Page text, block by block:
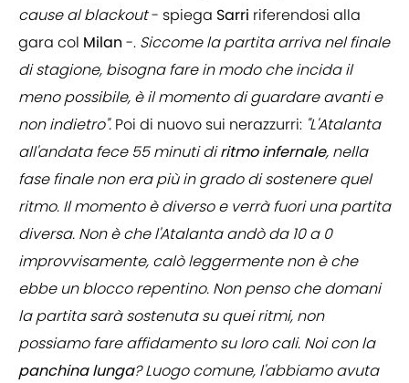
cause al blackout- spiega Sarri riferendosi alla
gara col Milan -. Siccome la partita arriva nel finale
di stagione, bisogna fare in modo che incida il
meno possibile, è il momento di guardare avanti e
non indietro". Poi di nuovo sui nerazzurri: "L'Atalanta
all'andata fece 55 minuti diritmo infernale, nella
fase finale non era più in grado di sostenere quel
ritmo. Il momento è diverso e verrà fuori una partita
diversa. Non è che l'Atalanta andò da 10 a 0
improvvisamente, calò leggermente non è che
ebbe un blocco repentino. Non penso che domani
la partita sarà sostenuta su quei ritmi, non
possiamo fare affidamento su loro cali. Noi con la
panchina lunga? Luogo comune, l'abbiamo avuta